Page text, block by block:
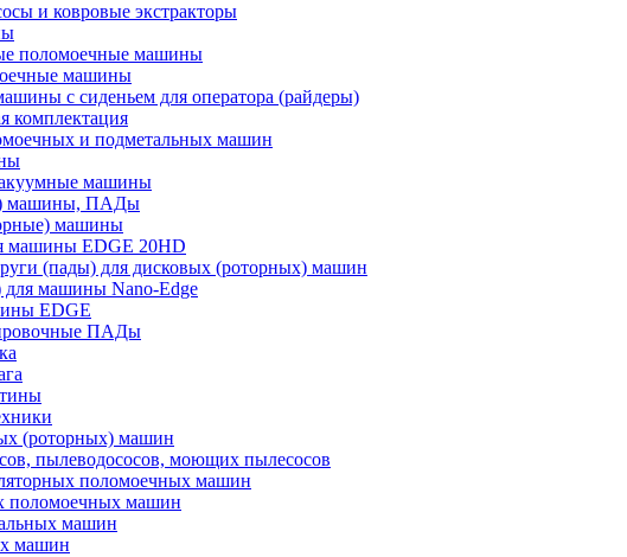
и ковровые экстракторы
поломоечные машины
машины
с сиденьем для оператора (райдеры)
комплектация
и подметальных машин
машины
машины, ПАДы
машины
машины EDGE 20HD
(пады) для дисковых (роторных) машин
для машины Nano-Edge
EDGE
ПАДы
(роторных) машин
пылеводососов, моющих пылесосов
поломоечных машин
поломоечных машин
машин
машин